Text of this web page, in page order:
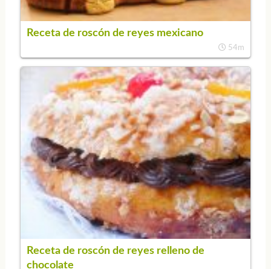
Receta de roscón de reyes mexicano
54m
Receta de roscón de reyes relleno de
chocolate